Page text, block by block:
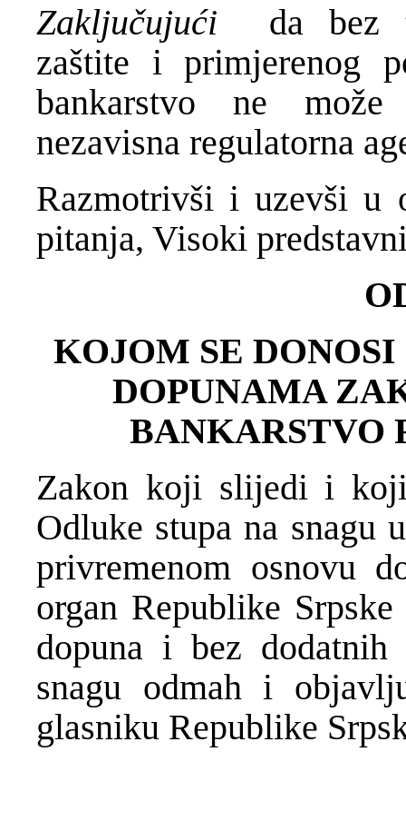
Zaključujući da bez
zaštite i primjerenog
bankarstvo ne
nezavisna regulatorna
Razmotrivši i uzevši u
pitanja, Visoki
KOJOM SE
DOPUNAMA
BANKARSTVO
Zakon koji slijedi i
Odluke stupa na snagu
privremenom osnovu
organ Republike
dopuna i bez
snagu odmah i
glasniku Republike